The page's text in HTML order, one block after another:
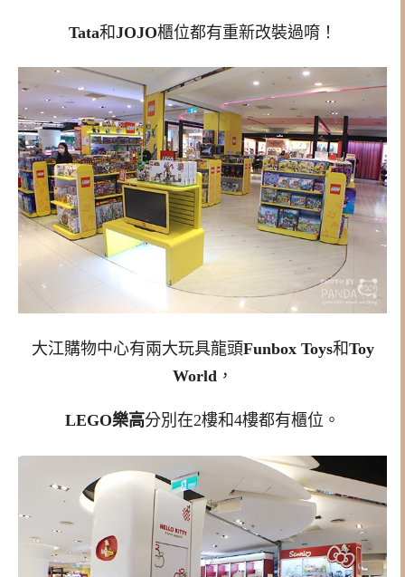
Tata和JOJO櫃位都有重新改裝過唷！
大江購物中心有兩大玩具龍頭Funbox Toys和Toy
World，
LEGO樂高分別在2樓和4樓都有櫃位。